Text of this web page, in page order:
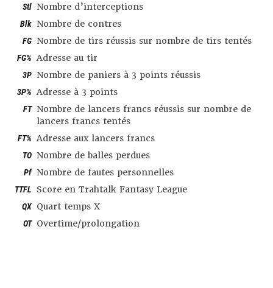
Stl Nombre d’interceptions
Blk Nombre de contres
FG Nombre de tirs réussis sur nombre de tirs tentés
FG% Adresse au tir
3P Nombre de paniers à 3 points réussis
3P% Adresse à 3 points
FT Nombre de lancers francs réussis sur nombre de
lancers francs tentés
FT% Adresse aux lancers francs
TO Nombre de balles perdues
Pf Nombre de fautes personnelles
TTFL Score en Trahtalk Fantasy League
QX Quart temps X
OT Overtime/prolongation